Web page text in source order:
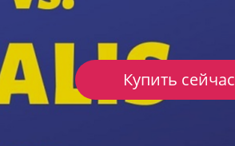
Купить сейчас